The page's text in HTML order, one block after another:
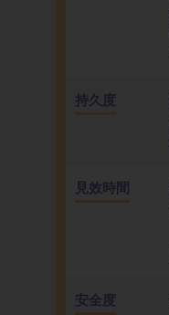
持久度
見效時間
安全度